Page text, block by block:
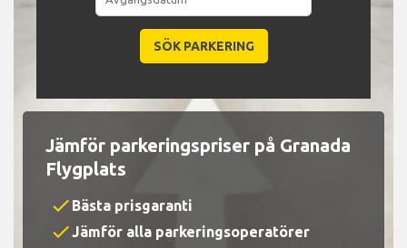
Jämför parkeringspriser på Granada
Flygplats
check Bästa prisgaranti
checkJämför alla parkeringsoperatörer